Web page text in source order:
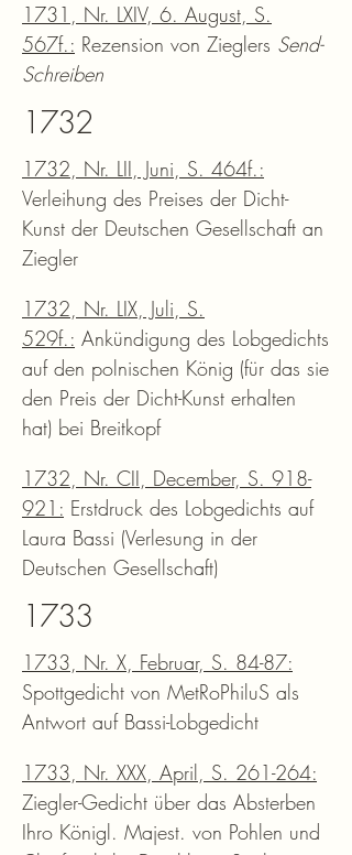
1731, Nr. LXIV, 6. August, S.
567f.: Rezension von Zieglers Send-
Schreiben
1732
1732, Nr. LII, Juni, S. 464f.:
Verleihung des Preises der Dicht-
Kunst der Deutschen Gesellschaft an
Ziegler
1732, Nr. LIX, Juli, S.
529f.: Ankündigung des Lobgedichts
auf den polnischen König (für das sie
den Preis der Dicht-Kunst erhalten
hat) bei Breitkopf
1732, Nr. CII, December, S. 918-
921: Erstdruck des Lobgedichts auf
Laura Bassi (Verlesung in der
Deutschen Gesellschaft)
1733
1733, Nr. X, Februar, S. 84-87:
Spottgedicht von MetRoPhiluS als
Antwort auf Bassi-Lobgedicht
1733, Nr. XXX, April, S. 261-264:
Ziegler-Gedicht über das Absterben
Ihro Königl. Majest. von Pohlen und